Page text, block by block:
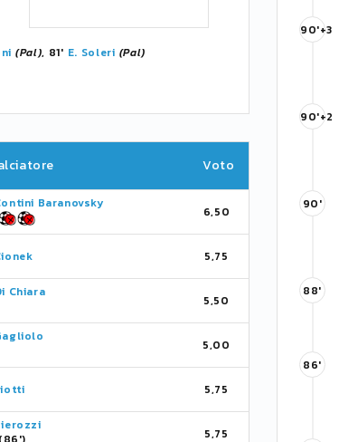
(Pal), 81' E. Soleri (Pal)
Voto
Baranovsky
6,50
5,75
Chiara
5,50
5,00
5,75
5,75
90'+3
90'+2
90'
88'
86'